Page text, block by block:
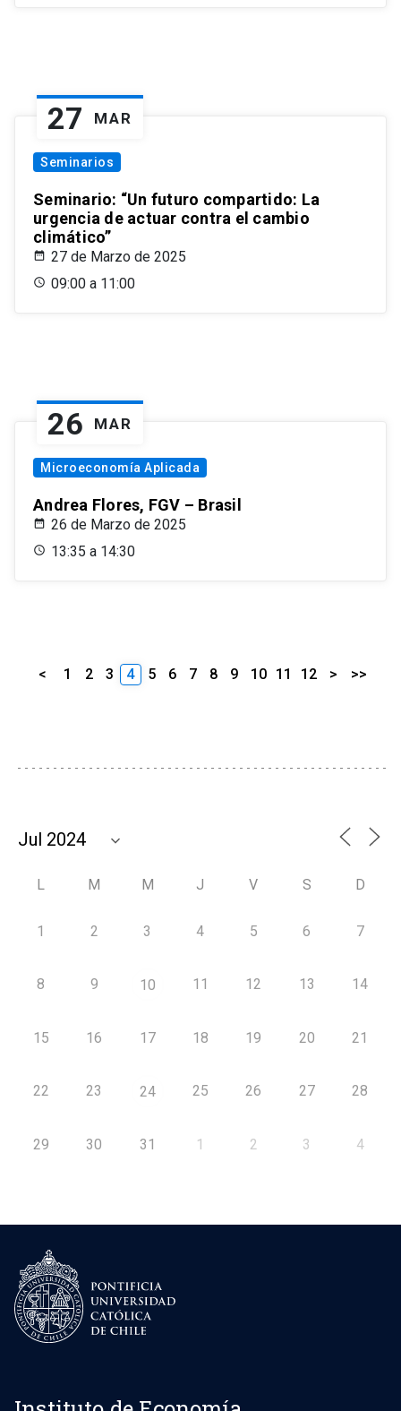
27 MAR
Seminarios
Seminario: “Un futuro compartido: La
urgencia de actuar contra el cambio
climático”
27 de Marzo de 2025
09:00 a 11:00
26 MAR
Microeconomía Aplicada
Andrea Flores, FGV – Brasil
26 de Marzo de 2025
13:35 a 14:30
< 1 2 3 4 5 6 7 8 9 10 11 12 > >>
L M M J V S D
1 2 3 4 5 6 7
8 9 10 11 12 13 14
15 16 17 18 19 20 21
22 23 24 25 26 27 28
29 30 31 1 2 3 4